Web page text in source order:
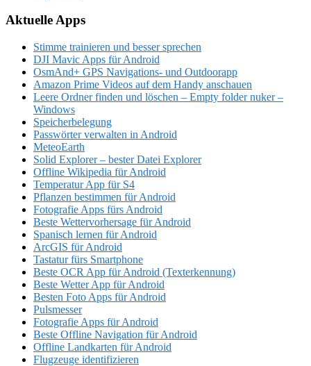
Aktuelle Apps
Stimme trainieren und besser sprechen
DJI Mavic Apps für Android
OsmAnd+ GPS Navigations- und Outdoorapp
Amazon Prime Videos auf dem Handy anschauen
Leere Ordner finden und löschen – Empty folder nuker –
Windows
Speicherbelegung
Passwörter verwalten in Android
MeteoEarth
Solid Explorer – bester Datei Explorer
Offline Wikipedia für Android
Temperatur App für S4
Pflanzen bestimmen für Android
Fotografie Apps fürs Android
Beste Wettervorhersage für Android
Spanisch lernen für Android
ArcGIS für Android
Tastatur fürs Smartphone
Beste OCR App für Android (Texterkennung)
Beste Wetter App für Android
Besten Foto Apps für Android
Pulsmesser
Fotografie Apps für Android
Beste Offline Navigation für Android
Offline Landkarten für Android
Flugzeuge identifizieren